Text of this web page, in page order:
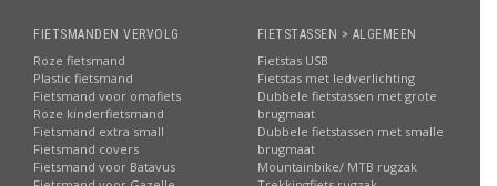
FIETSMANDEN VERVOLG
Roze fietsmand
Plastic fietsmand
Fietsmand voor omafiets
Roze kinderfietsmand
Fietsmand extra small
Fietsmand covers
Fietsmand voor Batavus
FIETSTASSEN > ALGEMEEN
Fietstas USB
Fietstas met ledverlichting
Dubbele fietstassen met grote
brugmaat
Dubbele fietstassen met smalle
brugmaat
Mountainbike/ MTB rugzak